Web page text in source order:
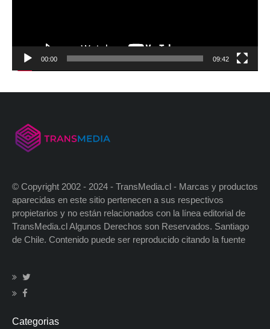
00:00 09:42
© Copyright 2002 - 2024 - TransMedia.cl - Marcas y productos
aparecidas en este sitio pertenecen a sus respectivos
propietarios y no están relacionados con la línea editorial de
TransMedia.cl Algunos Derechos son Reservados. Santiago
de Chile. Contenido puede ser reproducido citando la fuente
Categorias